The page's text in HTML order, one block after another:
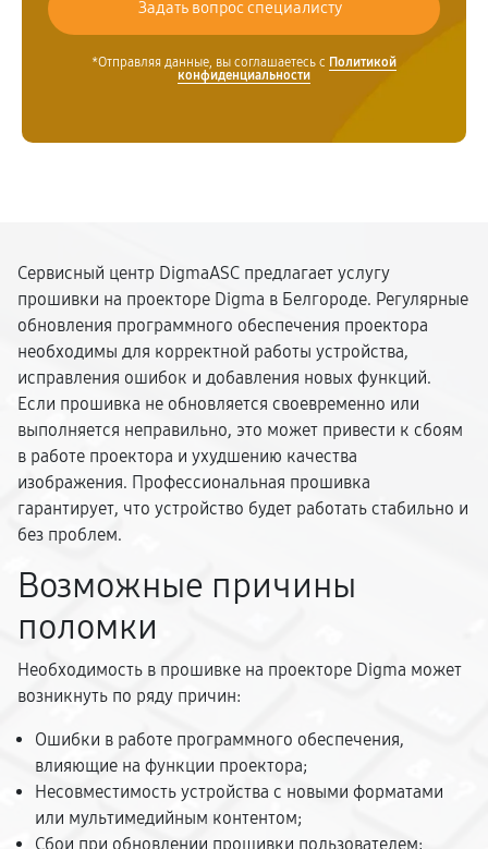
*Отправляя данные, вы соглашаетесь с Политикой
конфиденциальности
Сервисный центр DigmaASC предлагает услугу
прошивки на проекторе Digma в Белгороде. Регулярные
обновления программного обеспечения проектора
необходимы для корректной работы устройства,
исправления ошибок и добавления новых функций.
Если прошивка не обновляется своевременно или
выполняется неправильно, это может привести к сбоям
в работе проектора и ухудшению качества
изображения. Профессиональная прошивка
гарантирует, что устройство будет работать стабильно и
без проблем.
Возможные причины
поломки
Необходимость в прошивке на проекторе Digma может
возникнуть по ряду причин:
Ошибки в работе программного обеспечения,
влияющие на функции проектора;
Несовместимость устройства с новыми форматами
или мультимедийным контентом;
Сбои при обновлении прошивки пользователем;